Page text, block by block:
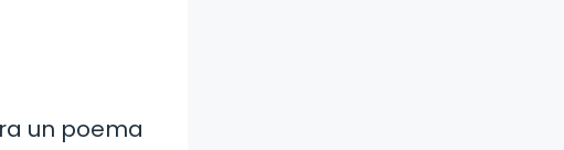
un poema